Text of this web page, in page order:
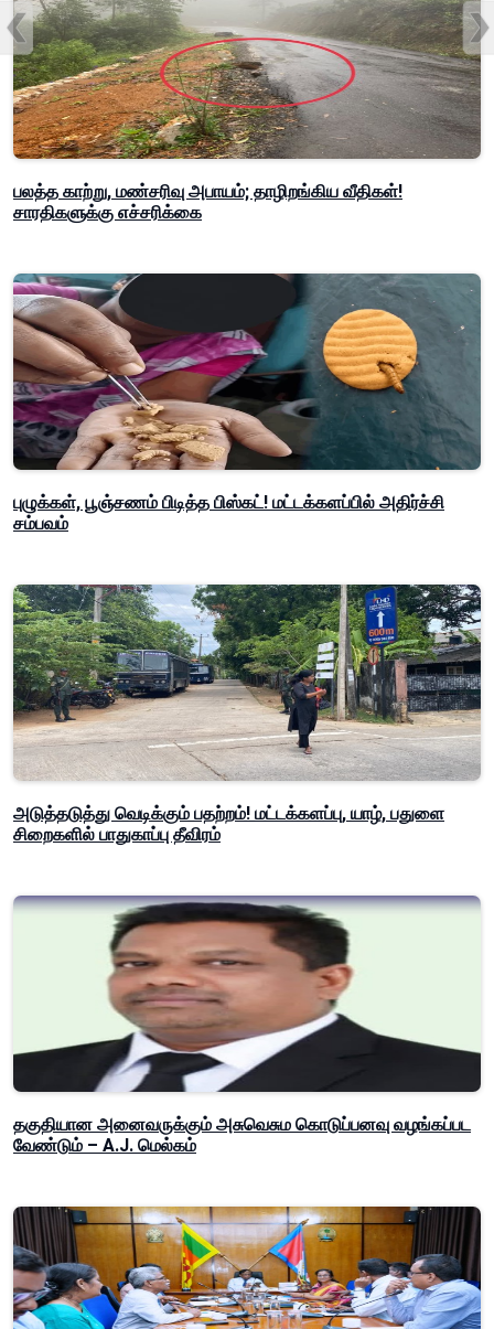
பலத்த காற்று, மண்சரிவு அபாயம்; தாழிறங்கிய வீதிகள்!
சாரதிகளுக்கு எச்சரிக்கை
புழுக்கள், பூஞ்சணம் பிடித்த பிஸ்கட்! மட்டக்களப்பில் அதிர்ச்சி
சம்பவம்
அடுத்தடுத்து வெடிக்கும் பதற்றம்! மட்டக்களப்பு, யாழ், பதுளை
சிறைகளில் பாதுகாப்பு தீவிரம்
தகுதியான அனைவருக்கும் அசுவெசும கொடுப்பனவு வழங்கப்பட
வேண்டும் – A.J. மெல்கம்